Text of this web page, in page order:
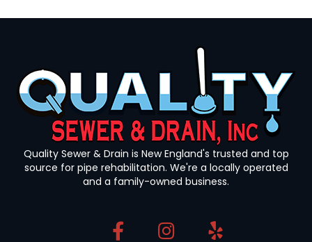
Quality Sewer & Drain is New England's trusted and top
source for pipe rehabilitation. We're a locally operated
and a family-owned business.